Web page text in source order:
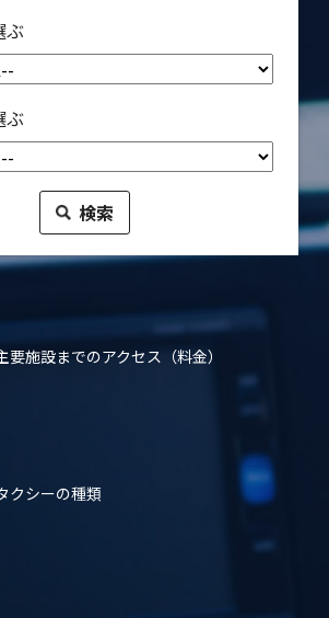
ぶ
ぶ
要施設までのアクセス（料金）
クシーの種類